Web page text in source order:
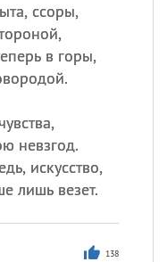
ссоры,
в горы,
невзгод.
искусство,
лишь везет.
138